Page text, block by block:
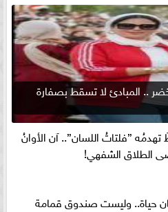
.. المبادئ لا تسقط بصفارة
تهدمُه ”فلتاتُ اللسان”.. آن الأوانُ
الطلاق الشفهي!
حياة.. وليست صندوق قمامة